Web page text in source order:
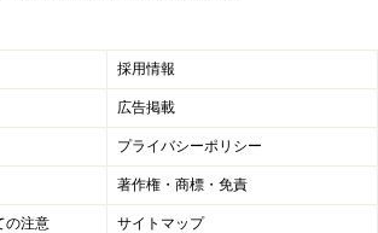
。昼食は喫茶店でランチをとり、その
って夜遅くに帰宅した。
としていました。どうやら店屋物をと
、私は今日から美容院で働きますと宣
採用情報
広告掲載
プライバシーポリシー
著作権・商標・免責
の注意 サイトマップ